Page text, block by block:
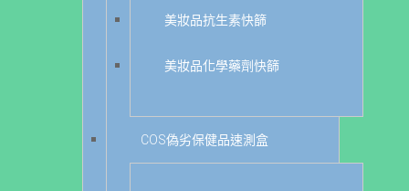
美妝品抗生素快篩
美妝品化學藥劑快篩
COS偽劣保健品速測盒